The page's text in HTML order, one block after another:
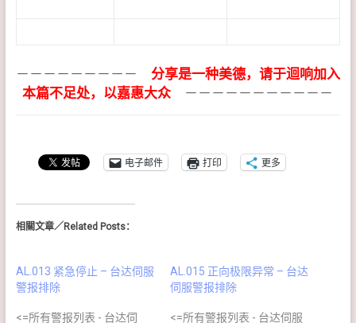
－－－－－－－－－ 分享是一种美德，请于迴响加入
本篇不足处，以嘉惠大众 －－－－－－－－－－－
电子邮件 打印 更多
相關文章／Related Posts：
AL.013 紧急停止 – 台达伺服
警报排除
<=所有警报列表 - 台达伺
AL.015 正向极限异常 – 台达
伺服警报排除
<=所有警报列表 - 台达伺服